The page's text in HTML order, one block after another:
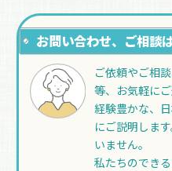
お問い合わせ、ご相談
ご依頼やご相
等、お気軽にご
経験豊かな、
にご説明しま
いません。
私たちのでき